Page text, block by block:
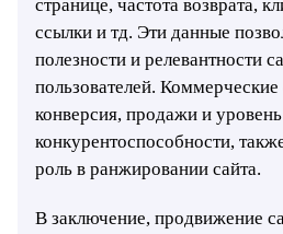
странице, частота возврата,
ссылки и тд. Эти данные
полезности и релевантности
пользователей.
конверсия, продажи и уровень
конкурентоспособности,
роль в ранжировании сайта.
В заключение, продвижение